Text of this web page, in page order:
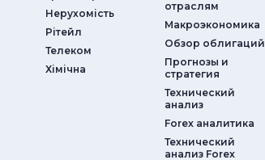
Нерухомість
Рітейл
Телеком
Хімічна
отраслям
Макроэкономика
Обзор облигаций
Прогнозы и
стратегия
Технический
анализ
Forex аналитика
Технический
анализ Forex